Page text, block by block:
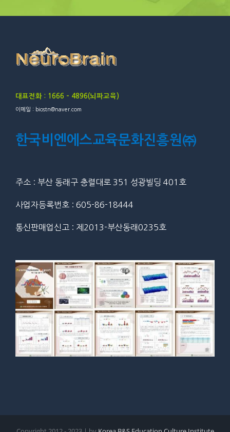
대표전화 : 1666 – 4896(뇌파교육)
이메일 : biostn@naver.com
한국비엔에스교육문화진흥원㈜
주소 : 부산 동래구 충렬대로 351 성광빌딩 401호
사업자등록번호 : 605-86-18444
통신판매업신고 : 제2013-부산동래0235호